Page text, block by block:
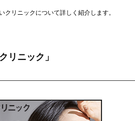
クリニックについて詳しく紹介します。
リニック」